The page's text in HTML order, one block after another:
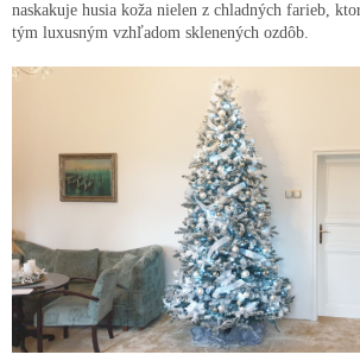
naskakuje husia koža nielen z chladných farieb,
tým luxusným vzhľadom sklenených ozdôb.